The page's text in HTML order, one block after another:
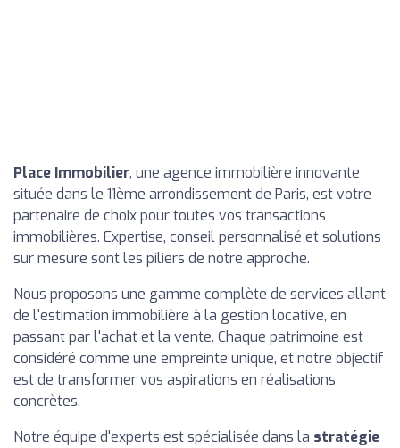
Place Immobilier, une agence immobilière innovante
située dans le 11ème arrondissement de Paris, est votre
partenaire de choix pour toutes vos transactions
immobilières. Expertise, conseil personnalisé et solutions
sur mesure sont les piliers de notre approche.
Nous proposons une gamme complète de services allant
de l'estimation immobilière à la gestion locative, en
passant par l'achat et la vente. Chaque patrimoine est
considéré comme une empreinte unique, et notre objectif
est de transformer vos aspirations en réalisations
concrètes.
Notre équipe d'experts est spécialisée dans la stratégie